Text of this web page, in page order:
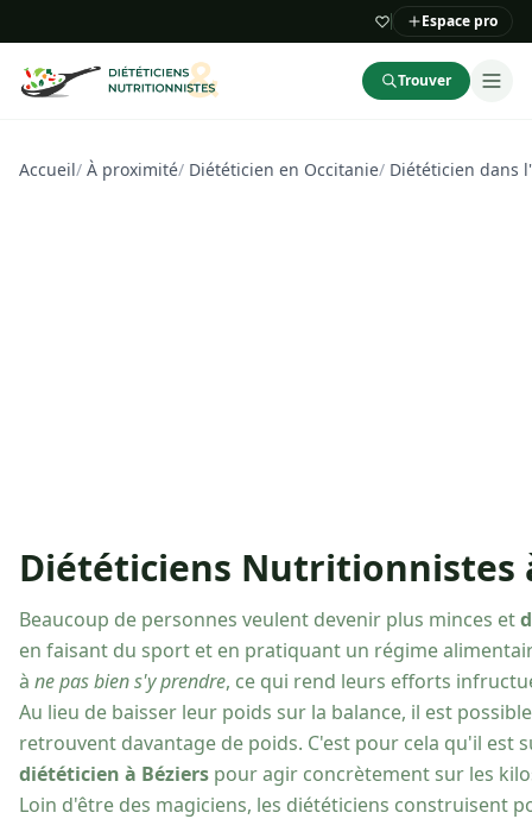
Espace pro
Trouver
Accueil/ À proximité/ Diététicien en Occitanie/ Diététicien dans
Diététiciens Nutritionnistes
Beaucoup de personnes veulent devenir plus minces et
en faisant du sport et en pratiquant un régime
à ne pas bien s'y prendre, ce qui rend leurs efforts
Au lieu de baisser leur poids sur la balance, il est
retrouvent davantage de poids. C'est pour cela qu'il est
diététicien à Béziers pour agir concrètement sur les
Loin d'être des magiciens, les diététiciens construisent